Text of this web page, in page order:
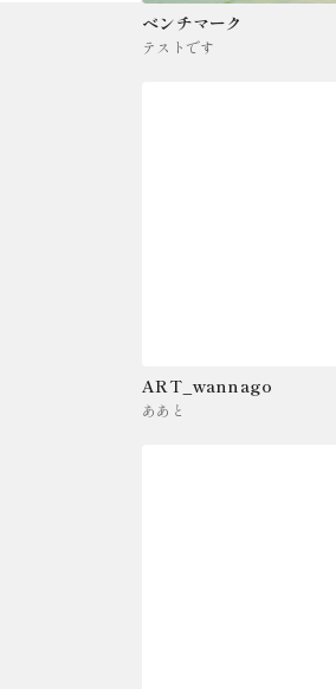
ベンチマーク
テストです
ART_wannago
ああと